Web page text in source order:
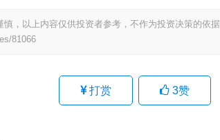
，以上内容仅供投资者参考，不作为投资决策的依
81066
打赏 3赞